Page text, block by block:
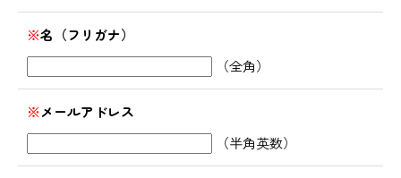
※名（フリガナ）
（全角）
※メールアドレス
（半角英数）